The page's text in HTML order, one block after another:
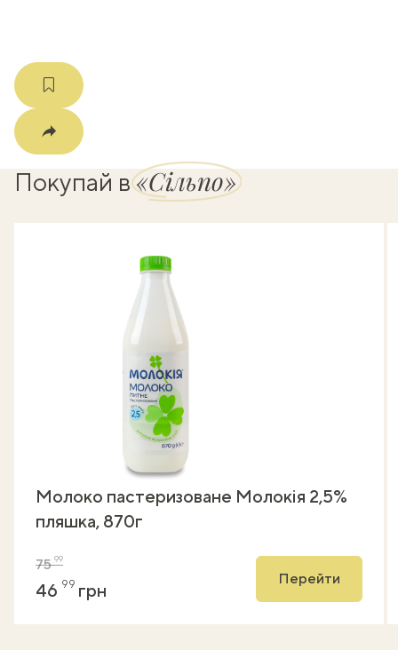
Покупай в«Сільпо»
Молоко пастеризоване Молокія 2,5%
пляшка, 870г
7599
46 99 грн
Перейти